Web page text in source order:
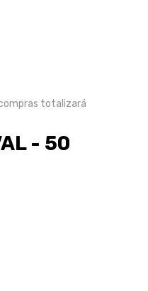
totalizará
- 50